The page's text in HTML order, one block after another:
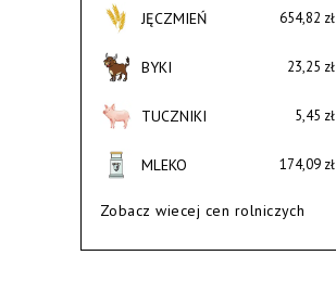
JĘCZMIEŃ 654,82 zł
BYKI 23,25 zł
TUCZNIKI 5,45 zł
MLEKO 174,09 zł
Zobacz wiecej cen rolniczych